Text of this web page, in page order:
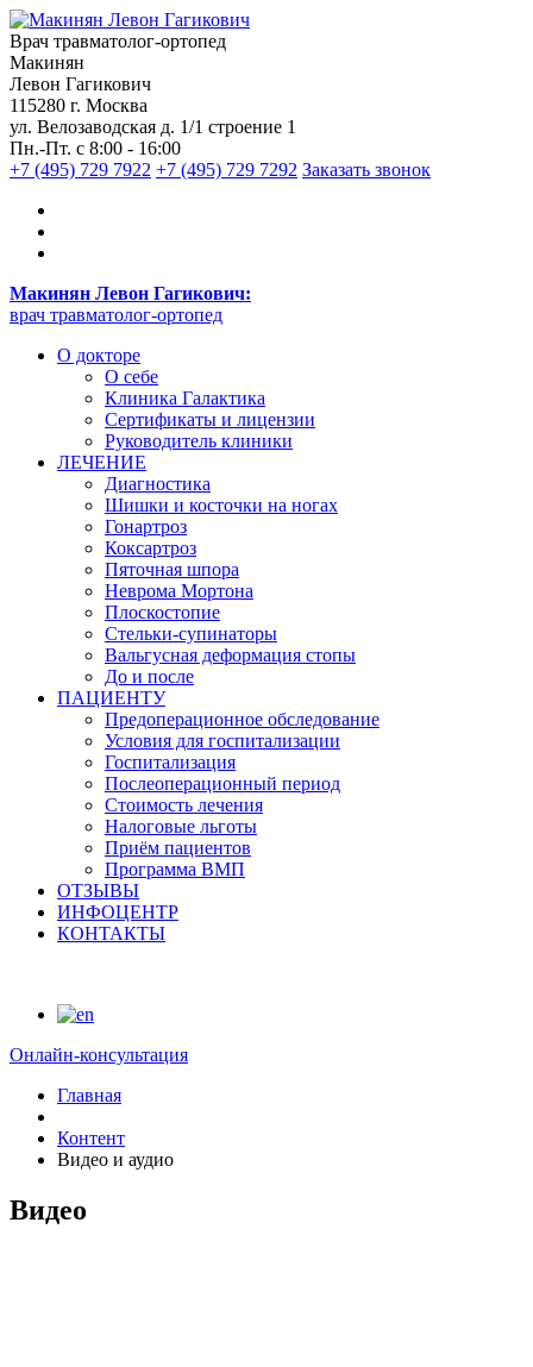
Врач травматолог-ортопед
Макинян
Левон Гагикович
115280 г. Москва
ул. Велозаводская д. 1/1 строение 1
Пн.-Пт. с 8:00 - 16:00
+7 (495) 729 7922 +7 (495) 729 7292 Заказать звонок
Макинян Левон Гагикович:
врач травматолог-ортопед
О докторе
О себе
Клиника Галактика
Сертификаты и лицензии
Руководитель клиники
ЛЕЧЕНИЕ
Диагностика
Шишки и косточки на ногах
Гонартроз
Коксартроз
Пяточная шпора
Неврома Мортона
Плоскостопие
Стельки-супинаторы
Вальгусная деформация стопы
До и после
ПАЦИЕНТУ
Предоперационное обследование
Условия для госпитализации
Госпитализация
Послеоперационный период
Стоимость лечения
Налоговые льготы
Приём пациентов
Программа ВМП
ОТЗЫВЫ
ИНФОЦЕНТР
КОНТАКТЫ
Онлайн-консультация
Главная
Контент
Видео и аудио
Видео